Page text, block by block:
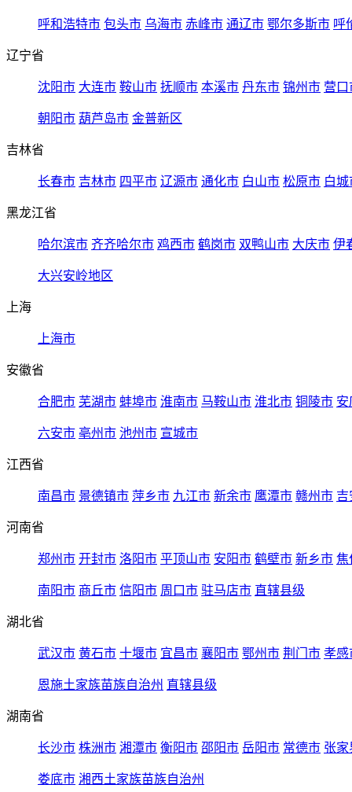
呼和浩特市 包头市 乌海市 赤峰市 通辽市 鄂尔多斯市 呼
辽宁省
沈阳市 大连市 鞍山市 抚顺市 本溪市 丹东市 锦州市 营口
朝阳市 葫芦岛市 金普新区
吉林省
长春市 吉林市 四平市 辽源市 通化市 白山市 松原市 白城
黑龙江省
哈尔滨市 齐齐哈尔市 鸡西市 鹤岗市 双鸭山市 大庆市 伊
大兴安岭地区
上海
上海市
安徽省
合肥市 芜湖市 蚌埠市 淮南市 马鞍山市 淮北市 铜陵市 安
六安市 亳州市 池州市 宣城市
江西省
南昌市 景德镇市 萍乡市 九江市 新余市 鹰潭市 赣州市 吉
河南省
郑州市 开封市 洛阳市 平顶山市 安阳市 鹤壁市 新乡市 焦
南阳市 商丘市 信阳市 周口市 驻马店市 直辖县级
湖北省
武汉市 黄石市 十堰市 宜昌市 襄阳市 鄂州市 荆门市 孝感
恩施土家族苗族自治州 直辖县级
湖南省
长沙市 株洲市 湘潭市 衡阳市 邵阳市 岳阳市 常德市 张家
娄底市 湘西土家族苗族自治州